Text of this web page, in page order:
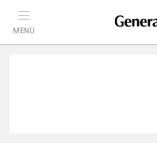
MENÜ